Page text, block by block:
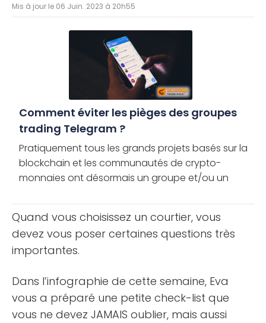
Mis à jour le 06 Juin. 2023 à 20h55
Comment éviter les pièges des groupes
trading Telegram ?
Pratiquement tous les grands projets basés sur la
blockchain et les communautés de crypto-
monnaies ont désormais un groupe et/ou un
Quand vous choisissez un courtier, vous
devez vous poser certaines questions très
importantes.
Dans l’infographie de cette semaine, Eva
vous a préparé une petite check-list que
vous ne devez JAMAIS oublier, mais aussi